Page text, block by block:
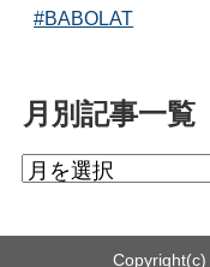
#BABOLAT
月別記事一覧
Copyright(c)